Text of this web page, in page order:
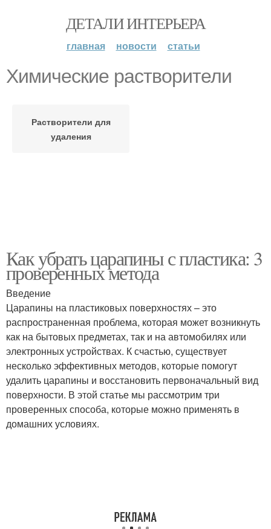
ДЕТАЛИ ИНТЕРЬЕРА
главная новости статьи
Химические растворители
Растворители для
удаления
Как убрать царапины с пластика: 3
проверенных метода
Введение
Царапины на пластиковых поверхностях – это
распространенная проблема, которая может возникнуть
как на бытовых предметах, так и на автомобилях или
электронных устройствах. К счастью, существует
несколько эффективных методов, которые помогут
удалить царапины и восстановить первоначальный вид
поверхности. В этой статье мы рассмотрим три
проверенных способа, которые можно применять в
домашних условиях.